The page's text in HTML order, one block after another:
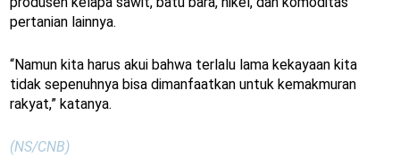
pertanian lainnya.
“Namun kita harus akui bahwa terlalu lama kekayaan kita
tidak sepenuhnya bisa dimanfaatkan untuk kemakmuran
rakyat,” katanya.
(NS/CNB)